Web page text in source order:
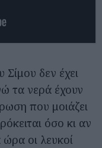
δεν έχει
τα νερά έχουν
που μοιάζει
όσο κι αν
ώρα οι λευκοί